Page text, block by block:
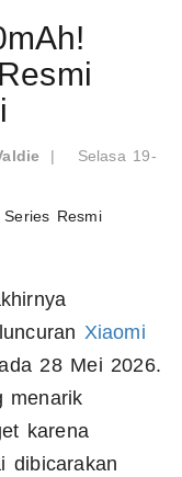
|
Selasa 19-
Xiaomi
28 Mei 2026.
menarik
karena
dibicarakan